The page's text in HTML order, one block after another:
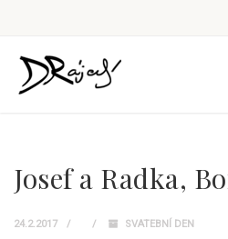
Josef a Radka,
24.2.2017 SVATEBNÍ DEN